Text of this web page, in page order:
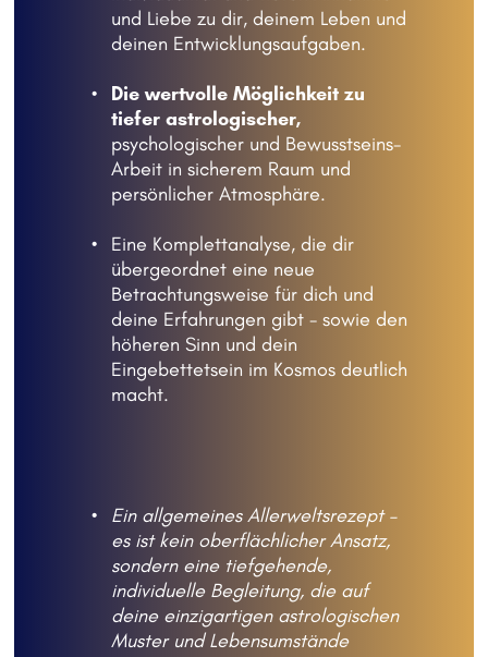
und Liebe zu dir, deinem Leben und
deinen Entwicklungsaufgaben.
Die wertvolle Möglichkeit zu
tiefer astrologischer,
psychologischer und Bewusstseins-
Arbeit in sicherem Raum und
persönlicher Atmosphäre.
Eine Komplettanalyse, die dir
übergeordnet eine neue
Betrachtungsweise für dich und
deine Erfahrungen gibt - sowie den
höheren Sinn und dein
Eingebettetsein im Kosmos deutlich
macht.
Ein allgemeines Allerweltsrezept –
es ist kein oberflächlicher Ansatz,
sondern eine tiefgehende,
individuelle Begleitung, die auf
deine einzigartigen astrologischen
Muster und Lebensumstände